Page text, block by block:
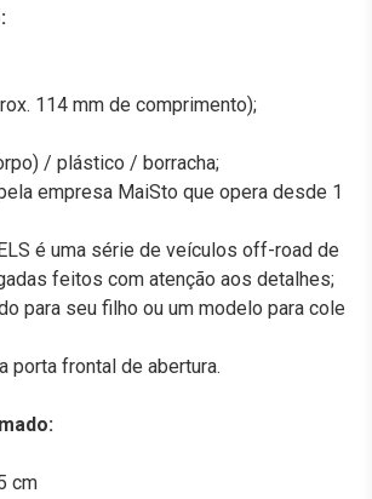
114 mm de comprimento);
/ plástico / borracha;
empresa MaiSto que opera desde 1
é uma série de veículos off-road de
feitos com atenção aos detalhes;
para seu filho ou um modelo para cole
porta frontal de abertura.
cm